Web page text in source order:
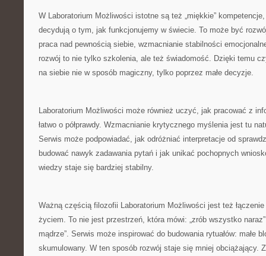
W Laboratorium Możliwości istotne są też „miękkie”
decydują o tym, jak funkcjonujemy w świecie. To może być
praca nad pewnością siebie, wzmacnianie stabilności
rozwój to nie tylko szkolenia, ale też świadomość. Dzięki temu
na siebie nie w sposób magiczny, tylko poprzez małe decyzje.
Laboratorium Możliwości może również uczyć, jak pracować z
łatwo o półprawdy. Wzmacnianie krytycznego myślenia jest tu
Serwis może podpowiadać, jak odróżniać interpretacje od
budować nawyk zadawania pytań i jak unikać pochopnych
wiedzy staje się bardziej stabilny.
Ważną częścią filozofii Laboratorium Możliwości jest też
życiem. To nie jest przestrzeń, która mówi: „zrób wszystko
mądrze”. Serwis może inspirować do budowania rytuałów: małe
skumulowany. W ten sposób rozwój staje się mniej obciążający.